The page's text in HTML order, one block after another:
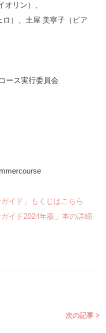
リン）、
）、土屋 美寧子（ピア
ース実行委員会
イド」もくじはこちら
イド2024年版」本の詳細
次の記事 >